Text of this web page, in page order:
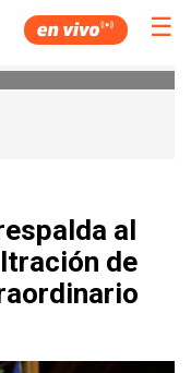
☰
al
de